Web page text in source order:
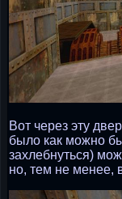
Вот через эту
было как можно
захлебнуться)
но, тем не менее,